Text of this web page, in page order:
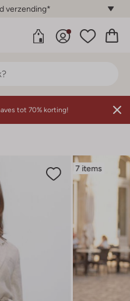
verzending*
tot 70% korting!
7 items